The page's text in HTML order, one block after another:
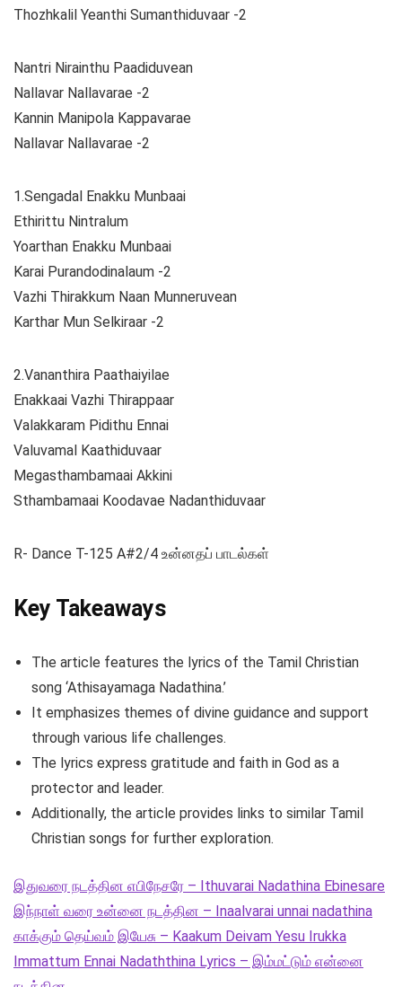
Thozhkalil Yeanthi Sumanthiduvaar -2
Nantri Nirainthu Paadiduvean
Nallavar Nallavarae -2
Kannin Manipola Kappavarae
Nallavar Nallavarae -2
1.Sengadal Enakku Munbaai
Ethirittu Nintralum
Yoarthan Enakku Munbaai
Karai Purandodinalaum -2
Vazhi Thirakkum Naan Munneruvean
Karthar Mun Selkiraar -2
2.Vananthira Paathaiyilae
Enakkaai Vazhi Thirappaar
Valakkaram Pidithu Ennai
Valuvamal Kaathiduvaar
Megasthambamaai Akkini
Sthambamaai Koodavae Nadanthiduvaar
R- Dance T-125 A#2/4 உன்னதப் பாடல்கள்
Key Takeaways
The article features the lyrics of the Tamil Christian
song ‘Athisayamaga Nadathina.’
It emphasizes themes of divine guidance and support
through various life challenges.
The lyrics express gratitude and faith in God as a
protector and leader.
Additionally, the article provides links to similar Tamil
Christian songs for further exploration.
இதுவரை நடத்தின எபிநேசரே – Ithuvarai Nadathina Ebinesare
இந்நாள் வரை உன்னை நடத்தின – Inaalvarai unnai nadathina
காக்கும் தெய்வம் இயேசு – Kaakum Deivam Yesu Irukka
Immattum Ennai Nadaththina Lyrics – இம்மட்டும் என்னை